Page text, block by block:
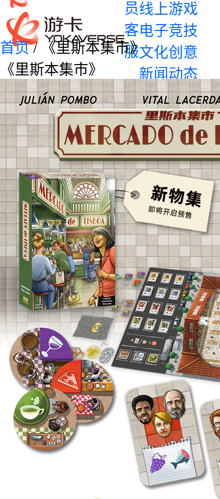
员
客
服
线上游戏
电子竞技
文化创意
新闻动态
企业资讯
产品资讯
加入我们
校园招聘
社会招聘
联系我们
合作联系
BUSINESS
廉正举报
首页/ 《里斯本集市》
《里斯本集市》